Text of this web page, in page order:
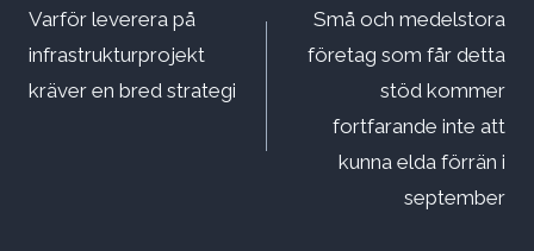
Varför leverera på
infrastrukturprojekt
kräver en bred strategi
Små och medelstora
företag som får detta
stöd kommer
fortfarande inte att
kunna elda förrän i
september